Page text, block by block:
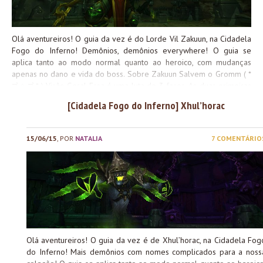
Olá aventureiros! O guia da vez é do Lorde Vil Zakuun, na Cidadela
Fogo do Inferno! Demônios, demônios everywhere! O guia se
aplica tanto ao modo normal quanto ao heroico, com mudanças
apenas no dano e vida do boss. Sobre Zakuun Salvem o Gromm ( *
chega em 30% de vida. No entanto, existem mecânicas presentes
encontra. O dano é um pouco pesado e é necessária bastante
coordenação e comunicação, pois existe um debuff que impede
jogadores aleatórios de absorver certas habilidades. É uma luta de
alvo único, sem a interferência de adds em nenhum momento.
Mecânicas Gerais Essas habilidades estão presentes ao longo de
toda a luta, independente da fase em que o boss se encontra....
[Cidadela Fogo do Inferno] Xhul’horac
15/06/15, POR NATALIA 7
Olá aventureiros! O guia da vez é de Xhul’horac, na Cidadela
do Inferno! Mais demônios com nomes complicados para a